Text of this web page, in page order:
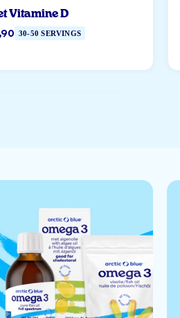
Vitamine D
30-50 SERVINGS